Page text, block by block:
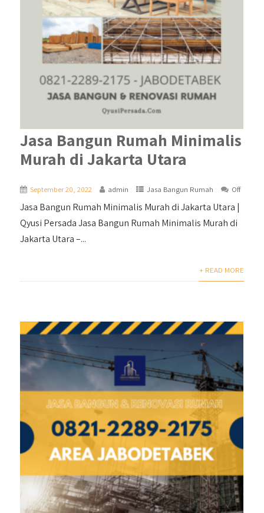
Jasa Bangun Rumah Minimalis
Murah di Jakarta Utara
September 20, 2022 admin Jasa Bangun Rumah Off
Jasa Bangun Rumah Minimalis Murah di Jakarta Utara |
Qyusi Persada Jasa Bangun Rumah Minimalis Murah di
Jakarta Utara –...
+ READ MORE